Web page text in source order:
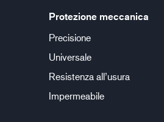
Protezione meccanica
Precisione
Universale
Resistenza all’usura
Impermeabile